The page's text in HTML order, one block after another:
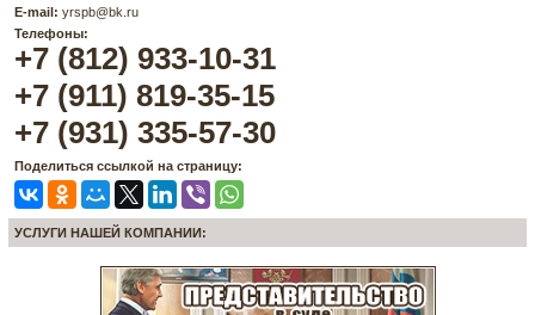
E-mail: yrspb@bk.ru
Телефоны:
+7 (812) 933-10-31
+7 (911) 819-35-15
+7 (931) 335-57-30
Поделиться ссылкой на страницу:
УСЛУГИ НАШЕЙ КОМПАНИИ: